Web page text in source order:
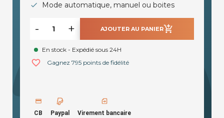
Mode automatique, manuel ou boites
- + AJOUTER AU PANIERadd_shopping_cart
En stock - Expédié sous 24H
favorite_border Gagnez 795 points de fidélité
CB Paypal Virement bancaire